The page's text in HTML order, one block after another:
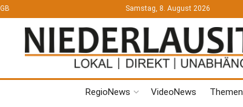
Samstag, 8. August 2026
RegioNews VideoNews Themen